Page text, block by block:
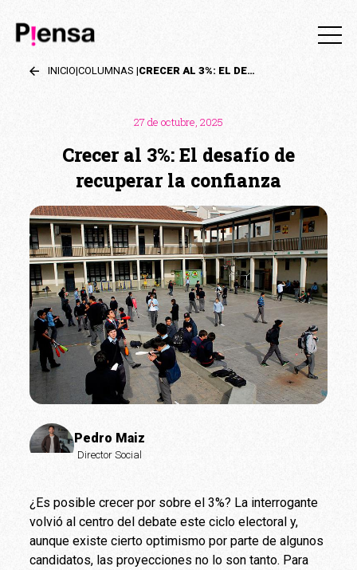
INICIO|COLUMNAS | CRECER AL 3%: EL DESAFÍO DE RECUPERAR LA CONFIANZA
27 de octubre, 2025
Crecer al 3%: El desafío de
recuperar la confianza
Pedro Maiz
Director Social
¿Es posible crecer por sobre el 3%? La interrogante
volvió al centro del debate este ciclo electoral y,
aunque existe cierto optimismo por parte de algunos
candidatos, las proyecciones no lo son tanto. Para